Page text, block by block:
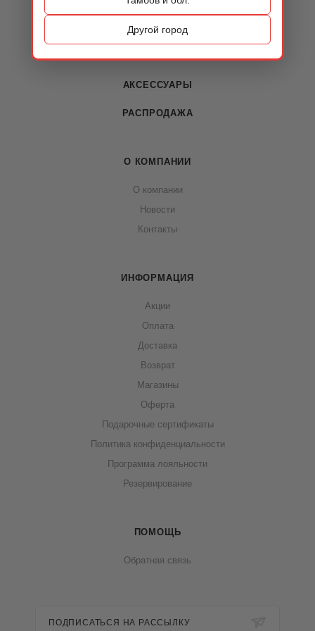
Другой город
ОБУВЬ
СУМКИ
АКСЕССУАРЫ
РАСПРОДАЖА
О КОМПАНИИ
О компании
Новости
Контакты
ИНФОРМАЦИЯ
Акции
Оплата
Доставка
Возврат
Магазины
Оферта
Подарочные сертификаты
Политика конфиденциальности
Программа лояльности
Резервирование
ПОМОЩЬ
Обратная связь
ПОДПИСАТЬСЯ НА РАССЫЛКУ